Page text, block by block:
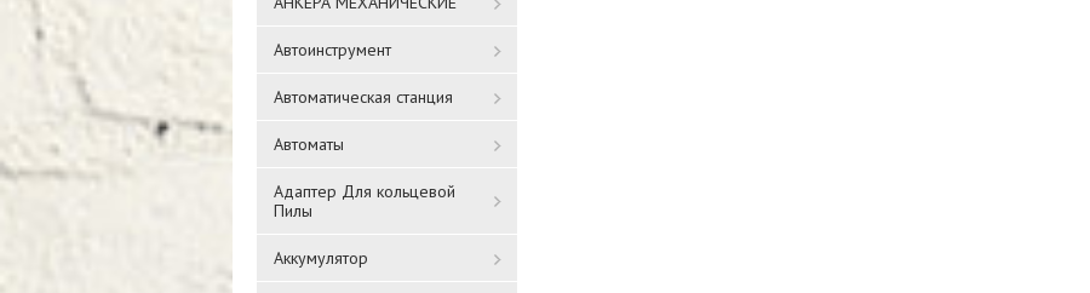
Автоинструмент
Автоматическая станция
Автоматы
Адаптер Для кольцевой
Пилы
Аккумулятор